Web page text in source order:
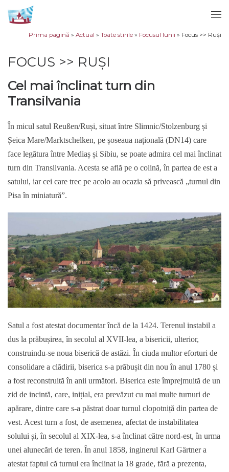
Sari la conținut
Prima pagină » Actual » Toate stirile » Focusul lunii » Focus >> Ruși
FOCUS >> RUȘI
Cel mai înclinat turn din
Transilvania
În micul satul Reußen/Ruși, situat între Slimnic/Stolzenburg și
Șeica Mare/Marktschelken, pe șoseaua națională (DN14) care
face legătura între Mediaș și Sibiu, se poate admira cel mai înclinat
turn din Transilvania. Acesta se află pe o colină, în partea de est a
satului, iar cei care trec pe acolo au ocazia să privească „turnul din
Pisa în miniatură”.
Satul a fost atestat documentar încă de la 1424. Terenul instabil a
dus la prăbușirea, în secolul al XVII-lea, a bisericii, ulterior,
construindu-se noua biserică de astăzi. În ciuda multor eforturi de
consolidare a clădirii, biserica s-a prăbușit din nou în anul 1780 și
a fost reconstruită în anii următori. Biserica este împrejmuită de un
zid de incintă, care, inițial, era prevăzut cu mai multe turnuri de
apărare, dintre care s-a păstrat doar turnul clopotniță din partea de
vest. Acest turn a fost, de asemenea, afectat de instabilitatea
solului și, în secolul al XIX-lea, s-a înclinat către nord-est, în urma
unei alunecări de teren. În anul 1858, inginerul Karl Gärtner a
atestat faptul că turnul era înclinat la 18 grade, fără a prezenta,